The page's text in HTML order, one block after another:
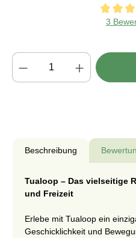
Durchschnittliche Bewertung
3
Produkt Anzahl: Gib
Beschreibung
Tualoop – Das vielseitige
und Freizeit
Erlebe mit Tualoop ein
Geschicklichkeit und